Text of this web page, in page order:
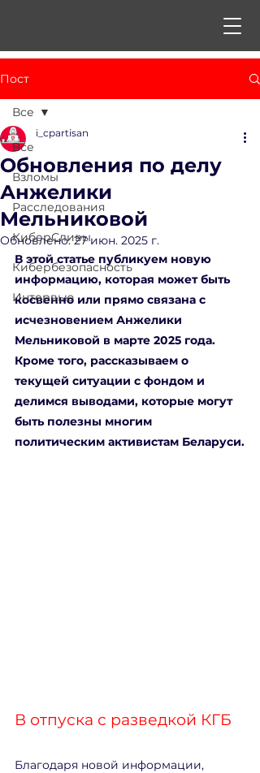
Пост
Все
Взломы
Расследования
КиберСливы
Кибербезопасность
Интервью
Все
Обновления по делу
Анжелики
Мельниковой
i_cpartisan
Обновлено:27 июн. 2025 г.
В этой статье публикуем новую
информацию, которая может быть
косвенно или прямо связана с
исчезновением Анжелики
Мельниковой в марте 2025 года.
Кроме того, рассказываем о
текущей ситуации с фондом и
делимся выводами, которые могут
быть полезны многим
политическим активистам Беларуси.
В отпуска с разведкой КГБ
Благодаря новой информации,